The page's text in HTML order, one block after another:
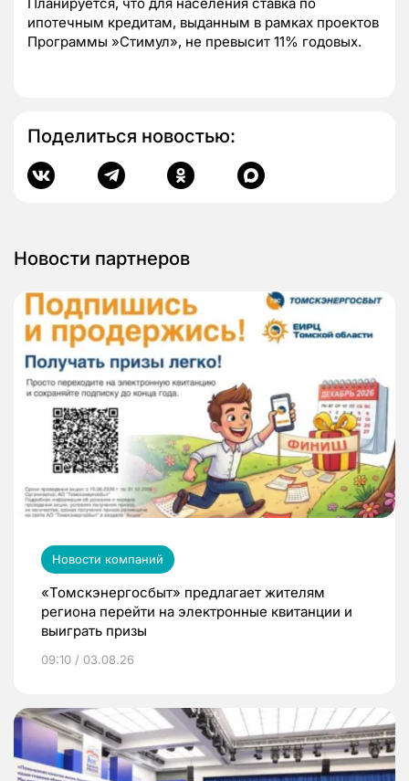
Планируется, что для населения ставка по
ипотечным кредитам, выданным в рамках проектов
Программы »Стимул», не превысит 11% годовых.
Поделиться новостью:
Новости партнеров
Новости компаний
«Томскэнергосбыт» предлагает жителям
региона перейти на электронные квитанции и
выиграть призы
09:10 / 03.08.26